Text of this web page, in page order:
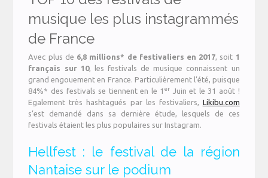
musique les plus instagrammés
de France
Avec plus de 6,8 millions* de festivaliers en 2017, soit 1
français sur 10, les festivals de musique connaissent un
grand engouement en France. Particulièrement l’été, puisque
84%* des festivals se tiennent en le 1 er Juin et le 31 août !
Egalement très hashtagués par les festivaliers, Likibu.com
s’est demandé dans sa dernière étude, lesquels de ces
festivals étaient les plus populaires sur Instagram.
Hellfest : le festival de la région
Nantaise sur le podium